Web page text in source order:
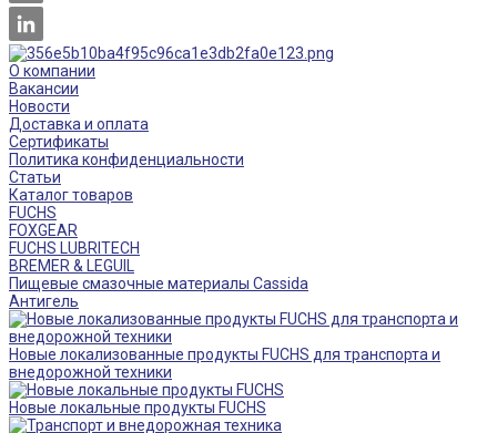
О компании
Вакансии
Новости
Доставка и оплата
Сертификаты
Политика конфиденциальности
Статьи
Каталог товаров
FUCHS
FOXGEAR
FUCHS LUBRITECH
BREMER & LEGUIL
Пищевые смазочные материалы Cassida
Антигель
Новые локализованные продукты FUCHS для транспорта и
внедорожной техники
Новые локальные продукты FUCHS